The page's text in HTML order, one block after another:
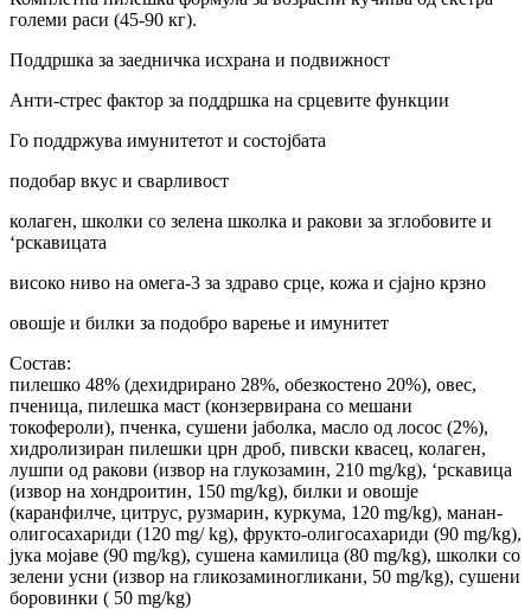
големи раси (45-90 кг).
Поддршка за заедничка исхрана и подвижност
Анти-стрес фактор за поддршка на срцевите функции
Го поддржува имунитетот и состојбата
подобар вкус и сварливост
колаген, школки со зелена школка и ракови за зглобовите и
‘рскавицата
високо ниво на омега-3 за здраво срце, кожа и сјајно крзно
овошје и билки за подобро варење и имунитет
Состав:
пилешко 48% (дехидрирано 28%, обезкостено 20%), овес,
пченица, пилешка маст (конзервирана со мешани
токофероли), пченка, сушени јаболка, масло од лосос (2%),
хидролизиран пилешки црн дроб, пивски квасец, колаген,
лушпи од ракови (извор на глукозамин, 210 mg/kg), ‘рскавица
(извор на хондроитин, 150 mg/kg), билки и овошје
(каранфилче, цитрус, рузмарин, куркума, 120 mg/kg), манан-
олигосахариди (120 mg/ kg), фрукто-олигосахариди (90 mg/kg),
јука мојаве (90 mg/kg), сушена камилица (80 mg/kg), школки со
зелени усни (извор на гликозаминогликани, 50 mg/kg), сушени
боровинки ( 50 mg/kg)